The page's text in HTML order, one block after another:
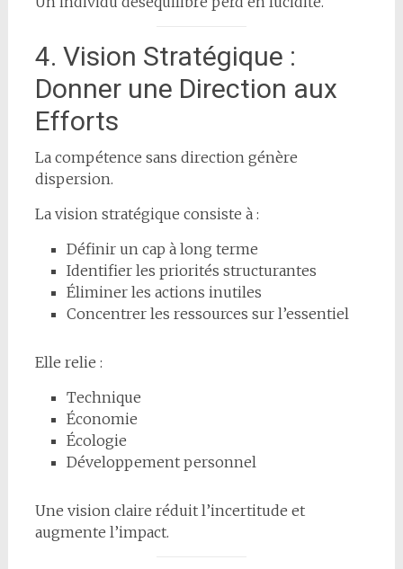
4. Vision Stratégique :
Donner une Direction aux
Efforts
La compétence sans direction génère
dispersion.
La vision stratégique consiste à :
Définir un cap à long terme
Identifier les priorités structurantes
Éliminer les actions inutiles
Concentrer les ressources sur l’essentiel
Elle relie :
Technique
Économie
Écologie
Développement personnel
Une vision claire réduit l’incertitude et
augmente l’impact.